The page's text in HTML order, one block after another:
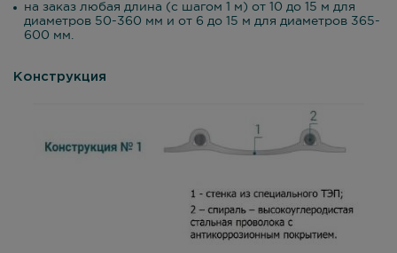
на заказ любая длина (с шагом 1 м) от 10 до 15 м для
диаметров 50-360 мм и от 6 до 15 м для диаметров 365-
600 мм.
Конструкция